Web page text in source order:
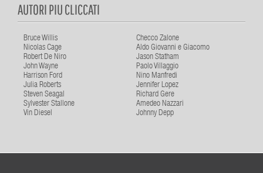
AUTORI PIU CLICCATI
Bruce Willis
Checco Zalone
Nicolas Cage
Aldo Giovanni e Giacomo
Robert De Niro
Jason Statham
John Wayne
Paolo Villaggio
Harrison Ford
Nino Manfredi
Julia Roberts
Jennifer Lopez
Steven Seagal
Richard Gere
Sylvester Stallone
Amedeo Nazzari
Vin Diesel
Johnny Depp